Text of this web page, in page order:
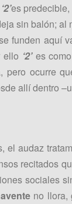
‘2’es
sin balón;
funden aquí
ello ‘2’ es
pero ocurre
allí dentro
el audaz
recitados
sociales
no llora,